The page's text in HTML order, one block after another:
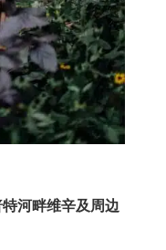
河畔维辛及周边